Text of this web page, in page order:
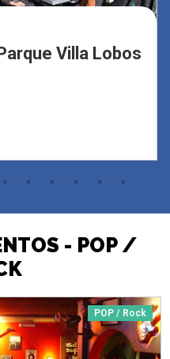
Villa Lobos
- POP /
POP / Rock